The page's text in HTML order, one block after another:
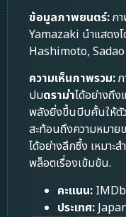
ข้อมูลภาพยนตร์:ภ
Yamazaki นำแสดง
Hashimoto,
ความเห็นภาพรวม:
ปมดราม่าได้อย่างถึ
พลังยิ่งขึ้นบีบคั้นให้ตั
สะท้อนถึงความหมา
ได้อย่างลึกซึ้ง เหมาะ
พล็อตเรื่องเข้มข้น.
คะแนน:
ประเทศ: